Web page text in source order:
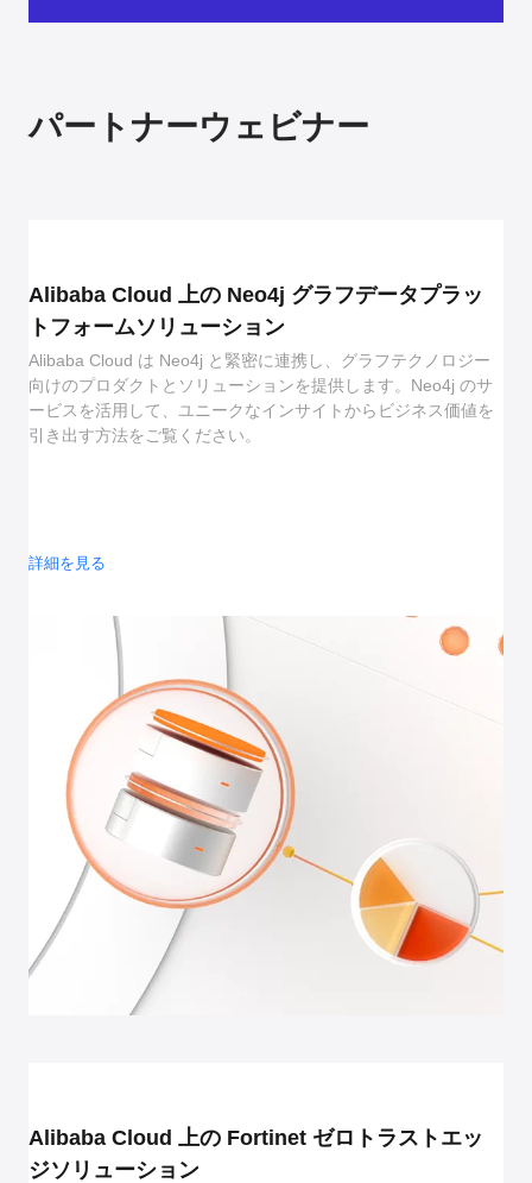
パートナーウェビナー
Alibaba Cloud 上の Neo4j グラフデータプラッ
トフォームソリューション
Alibaba Cloud は Neo4j と緊密に連携し、グラフテクノロジー
向けのプロダクトとソリューションを提供します。Neo4j のサ
ービスを活用して、ユニークなインサイトからビジネス価値を
引き出す方法をご覧ください。
詳細を見る
Alibaba Cloud 上の Fortinet ゼロトラストエッ
ジソリューション